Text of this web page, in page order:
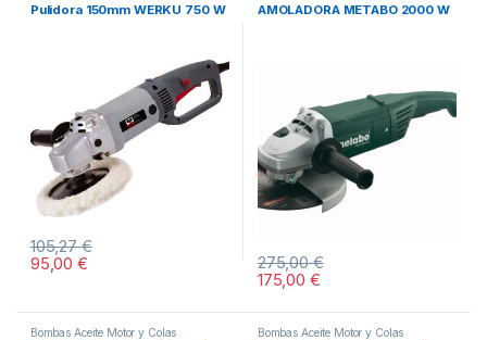
Pulidora 150mm WERKU 750 W
95,00€
105,27€
AMOLADORA METABO 2000 W
175,00 €
275,00€
Bombas Aceite Motor y Colas Bombas Aceite Motor y Colas